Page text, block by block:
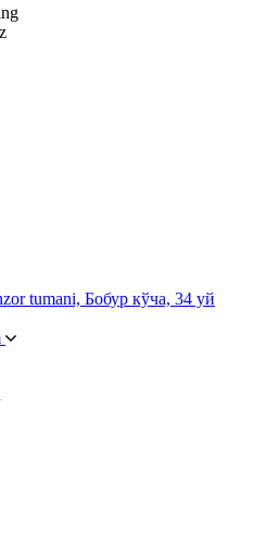
tumani, Бобур кўча, 34 уй